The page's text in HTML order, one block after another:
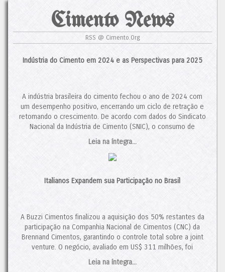
Cimento News
RSS @ Cimento.Org
Indústria do Cimento em 2024 e as Perspectivas para 2025
A indústria brasileira do cimento fechou o ano de 2024 com
um desempenho positivo, encerrando um ciclo de retração e
retomando o crescimento. De acordo com dados do Sindicato
Nacional da Indústria de Cimento (SNIC), o consumo de
cimento totalizou 64,7 milhões de toneladas, um aumento de
3,9% em relação a 2023. Esse resultado representa […]
Indústria do Cimento em 2024 e as Perspectivas para
Cimento.
Leia na íntegra...
Italianos Expandem sua Participação no Brasil
A Buzzi Cimentos finalizou a aquisição dos 50% restantes da
participação na Companhia Nacional de Cimentos (CNC) da
Brennand Cimentos, garantindo o controle total sobre a joint
venture. O negócio, avaliado em US$ 311 milhões, foi
aprovado pelo Conselho Administrativo de Defesa Econômica
(CADE). Analistas ressaltam que a recuperação da demanda,
Leia na íntegra...